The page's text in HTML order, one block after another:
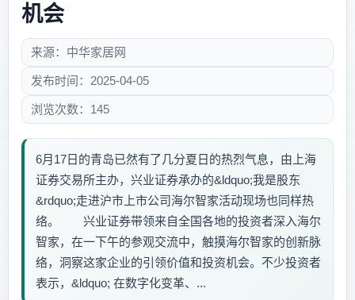
机会
来源：中华家居网
发布时间：2025-04-05
浏览次数：145
6月17日的青岛已然有了几分夏日的热烈气息，由上海
证券交易所主办，兴业证券承办的&ldquo;我是股东
&rdquo;走进沪市上市公司海尔智家活动现场也同样热
络。 兴业证券带领来自全国各地的投资者深入海尔
智家，在一下午的参观交流中，触摸海尔智家的创新脉
络，洞察这家企业的引领价值和投资机会。不少投资者
表示，&ldquo; 在数字化变革、...